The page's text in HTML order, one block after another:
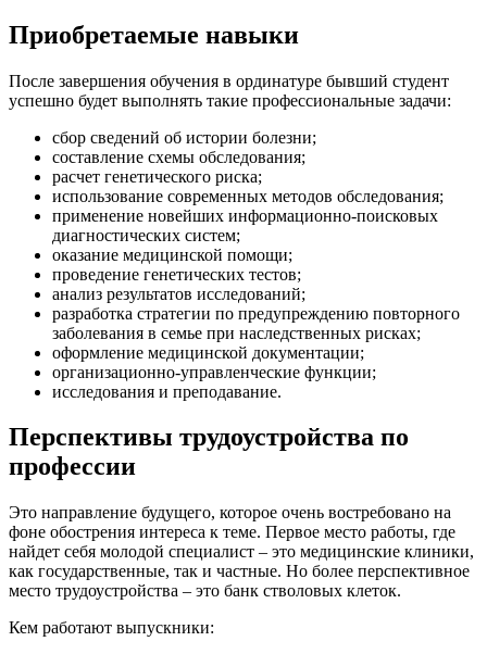
Приобретаемые навыки
После завершения обучения в ординатуре бывший студент
успешно будет выполнять такие профессиональные задачи:
сбор сведений об истории болезни;
составление схемы обследования;
расчет генетического риска;
использование современных методов обследования;
применение новейших информационно-поисковых
диагностических систем;
оказание медицинской помощи;
проведение генетических тестов;
анализ результатов исследований;
разработка стратегии по предупреждению повторного
заболевания в семье при наследственных рисках;
оформление медицинской документации;
организационно-управленческие функции;
исследования и преподавание.
Перспективы трудоустройства по
профессии
Это направление будущего, которое очень востребовано на
фоне обострения интереса к теме. Первое место работы, где
найдет себя молодой специалист – это медицинские клиники,
как государственные, так и частные. Но более перспективное
место трудоустройства – это банк стволовых клеток.
Кем работают выпускники: